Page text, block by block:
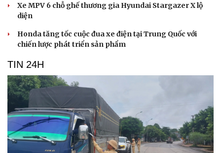
Săn Tour
check-in
Đọc truyện đêm khuya
Kể chuyện cho bé
Hạt giống tâm hồn
Xe MPV 6 chỗ ghế thương gia Hyundai Stargazer X lộ
diện
Honda tăng tốc cuộc đua xe điện tại Trung Quốc với
chiến lược phát triển sản phẩm
TIN 24H